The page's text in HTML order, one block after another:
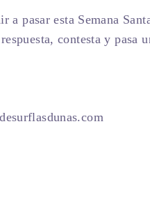
a pasar esta Semana
contesta y pasa